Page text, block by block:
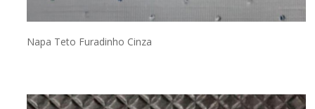
Napa Teto Furadinho Cinza